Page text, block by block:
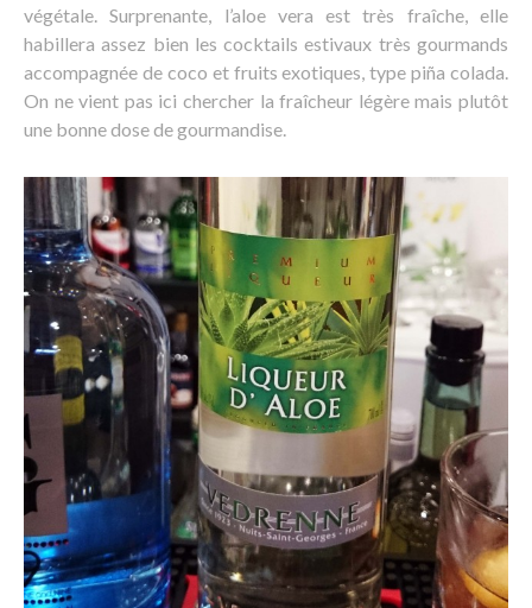
végétale. Surprenante, l’aloe vera est très fraîche, elle
habillera assez bien les cocktails estivaux très gourmands
accompagnée de coco et fruits exotiques, type piña colada.
On ne vient pas ici chercher la fraîcheur légère mais plutôt
une bonne dose de gourmandise.